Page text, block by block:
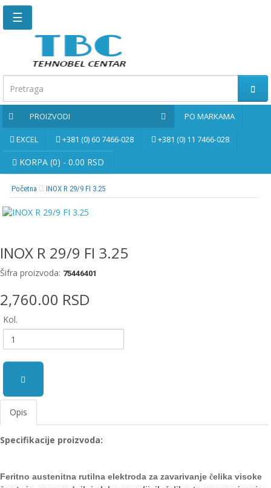
Glavna
Kontaktirajte
nas
Po
markama
PROIZVODI
Bernardo
rezne
ploče
aparati
za
zavarivanje
Prenosni
računari
Pribor
za
zavarivanje
Alati
☰
PROIZVODI PO MARKAMA
EXCEL +381 (0) 60 7466-028 +381 (0) 11 7466-028
KORPA (0) - 0.00 RSD
Početna INOX R 29/9 FI 3.25
INOX R 29/9 FI 3.25
Šifra proizvoda: 75446401
2,760.00 RSD
Kol.
Opis
Specifikacije proizvoda:
Feritno austenitna rutilna elektroda za zavarivanje čelika visoke